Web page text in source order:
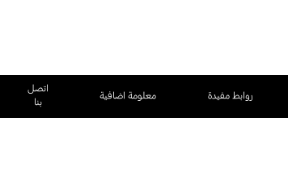
روابط مفيدة معلومة اضافية
اتصل
بنا